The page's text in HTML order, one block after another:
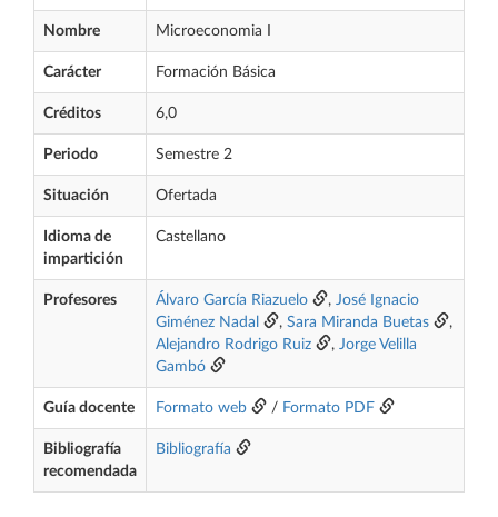
Nombre Microeconomia I
Carácter Formación Básica
Créditos 6,0
Periodo Semestre 2
Situación Ofertada
Idioma de
impartición
Castellano
Profesores Álvaro García Riazuelo , José Ignacio
Giménez Nadal
, Sara Miranda Buetas
,
Alejandro Rodrigo Ruiz
, Jorge Velilla
Gambó
Guía docente Formato web / Formato PDF
Bibliografía
recomendada
Bibliografía